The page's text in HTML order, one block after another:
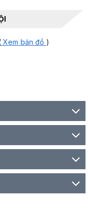
Xem bản đồ )